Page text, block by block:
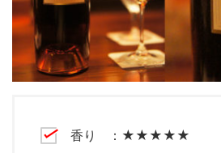
香り ：★★★★★